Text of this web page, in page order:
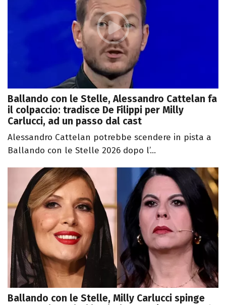
Ballando con le Stelle, Alessandro Cattelan fa
il colpaccio: tradisce De Filippi per Milly
Carlucci, ad un passo dal cast
Alessandro Cattelan potrebbe scendere in pista a
Ballando con le Stelle 2026 dopo l’...
Ballando con le Stelle, Milly Carlucci spinge